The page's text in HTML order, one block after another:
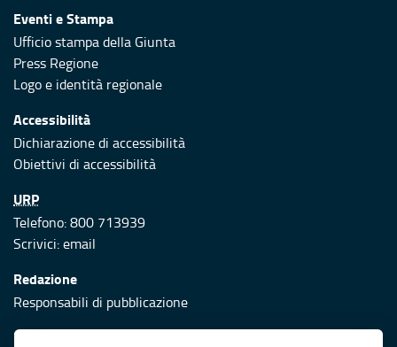
Eventi e Stampa
Ufficio stampa della Giunta
Press Regione
Logo e identità regionale
Accessibilità
Dichiarazione di accessibilità
Obiettivi di accessibilità
URP
Telefono: 800 713939
Scrivici:email
Redazione
Responsabili di pubblicazione
Protezione civile